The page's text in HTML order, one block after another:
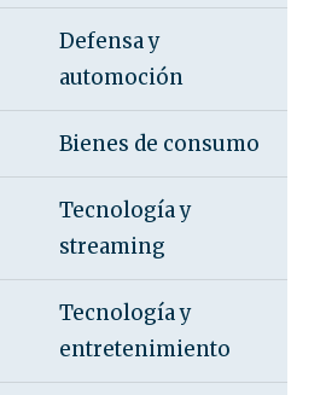
Defensa y
automoción
Bienes de consumo
Tecnología y
streaming
Tecnología y
entretenimiento